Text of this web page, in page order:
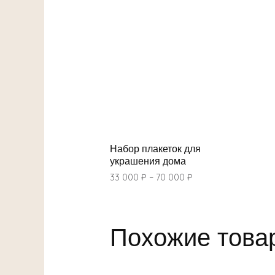
Набор плакеток для
украшения дома
33 000 ₽ – 70 000 ₽
Похожие